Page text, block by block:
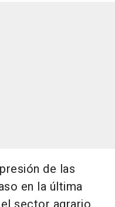
de las
en la última